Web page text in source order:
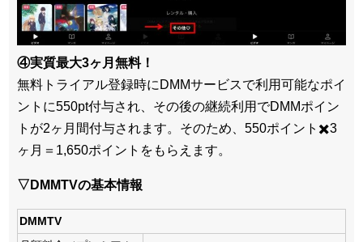
④実質最大3ヶ月無料！
無料トライアル登録時にDMMサービスで利用可能なポイ
ントに550pt付与され、その後の継続利用でDMMポイン
トが2ヶ月間付与されます。そのため、550ポイント✖️3
ヶ月＝1,650ポイントをもらえます。
▽DMMTVの基本情報
DMMTV